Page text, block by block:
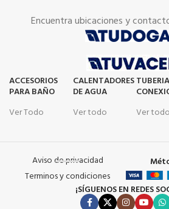
Encuentra ubicaciones y
ACCESORIOS
PARA BAÑO
Ver Todo
CALENTADORES
DE AGUA
Ver todo
Ver todo
Aviso de privacidad
Terminos y condiciones
¡SÍGUENOS EN REDES